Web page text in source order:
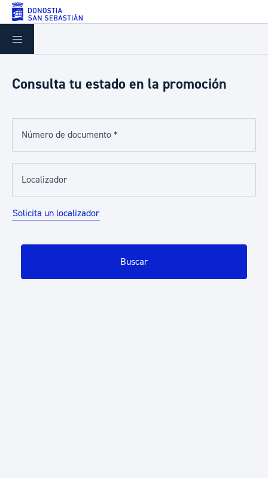
Saltar al contenido principal
Consulta tu estado en la promoción
Número de documento *
Localizador
Solicita un localizador
Buscar